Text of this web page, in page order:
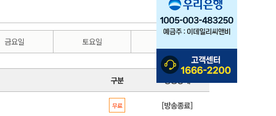
금요일 토요일
구분
무료 [방송종료]